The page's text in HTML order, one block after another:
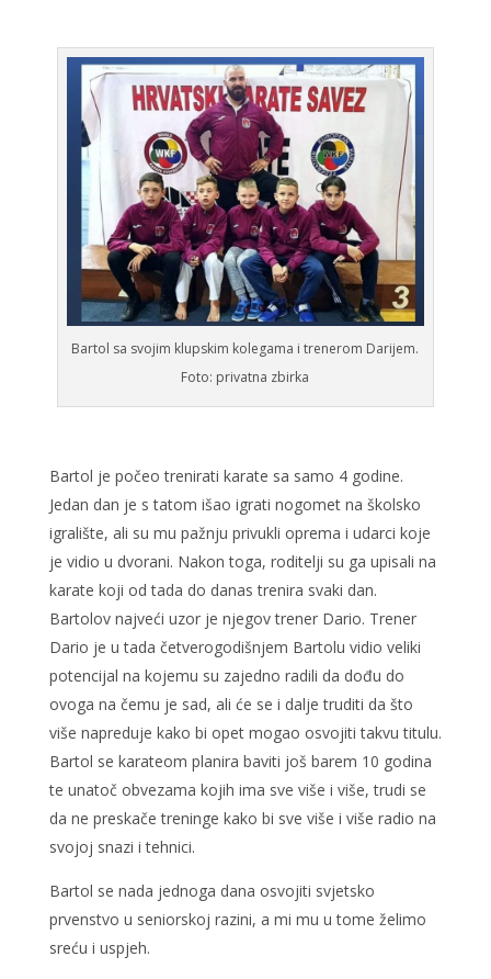
Bartol sa svojim klupskim kolegama i trenerom Darijem.
Foto: privatna zbirka
Bartol je počeo trenirati karate sa samo 4 godine.
Jedan dan je s tatom išao igrati nogomet na školsko
igralište, ali su mu pažnju privukli oprema i udarci koje
je vidio u dvorani. Nakon toga, roditelji su ga upisali na
karate koji od tada do danas trenira svaki dan.
Bartolov najveći uzor je njegov trener Dario. Trener
Dario je u tada četverogodišnjem Bartolu vidio veliki
potencijal na kojemu su zajedno radili da dođu do
ovoga na čemu je sad, ali će se i dalje truditi da što
više napreduje kako bi opet mogao osvojiti takvu titulu.
Bartol se karateom planira baviti još barem 10 godina
te unatoč obvezama kojih ima sve više i više, trudi se
da ne preskače treninge kako bi sve više i više radio na
svojoj snazi i tehnici.
Bartol se nada jednoga dana osvojiti svjetsko
prvenstvo u seniorskoj razini, a mi mu u tome želimo
sreću i uspjeh.